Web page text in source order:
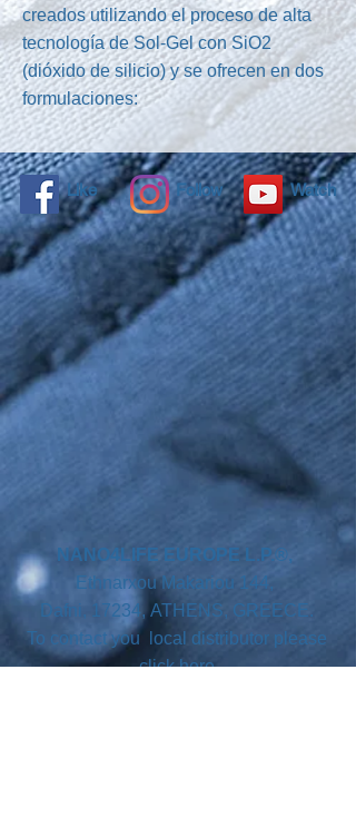
creados utilizando el proceso de alta
tecnología de Sol-Gel con SiO2
(dióxido de silicio) y se ofrecen en dos
formulaciones:
Like Follow Watch
NANO4LIFE EUROPE L.P.®,
Ethnarxou Makariou
144,
Dafni, 17234, ATHENS, GREECE.
To contact you local distributor please
click here